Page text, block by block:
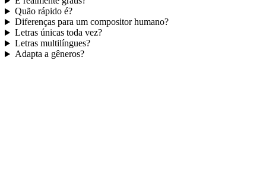
Quão rápido é?
Diferenças para um compositor humano?
Letras únicas toda vez?
Letras multilíngues?
Adapta a gêneros?